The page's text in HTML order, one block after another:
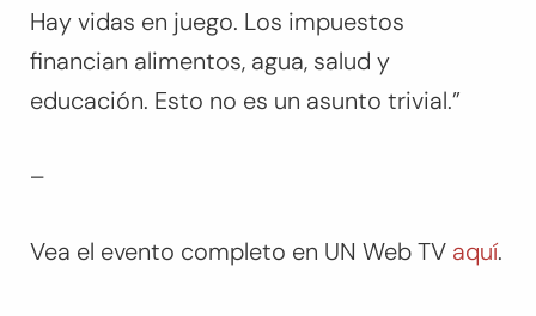
Hay vidas en juego. Los impuestos
financian alimentos, agua, salud y
educación. Esto no es un asunto trivial.”
–
Vea el evento completo en UN Web TV aquí.